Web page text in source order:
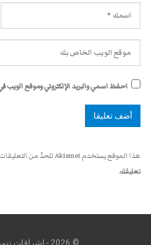
احفظ اسمي والبريد الإلكتروني وموقع الويب
هذا الموقع يستخدم Akismet للحدّ من التعليقات المزعجة والغير مرغوبة.
تعليقك.
© 2026 - اشراقات تنموية. All Rights Reserved.